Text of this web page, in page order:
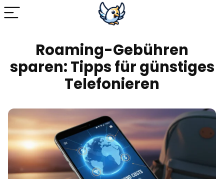
Roaming-Gebühren
sparen: Tipps für günstiges
Telefonieren